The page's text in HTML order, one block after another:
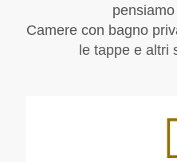
Camere con bagno
le tappe e altri